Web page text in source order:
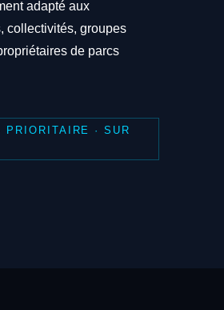
adapté aux
collectivités, groupes
de parcs
PRIORITAIRE · SUR